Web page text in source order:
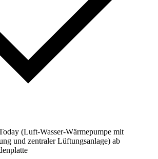
(Luft-Wasser-Wärmepumpe mit
und zentraler Lüftungsanlage) ab